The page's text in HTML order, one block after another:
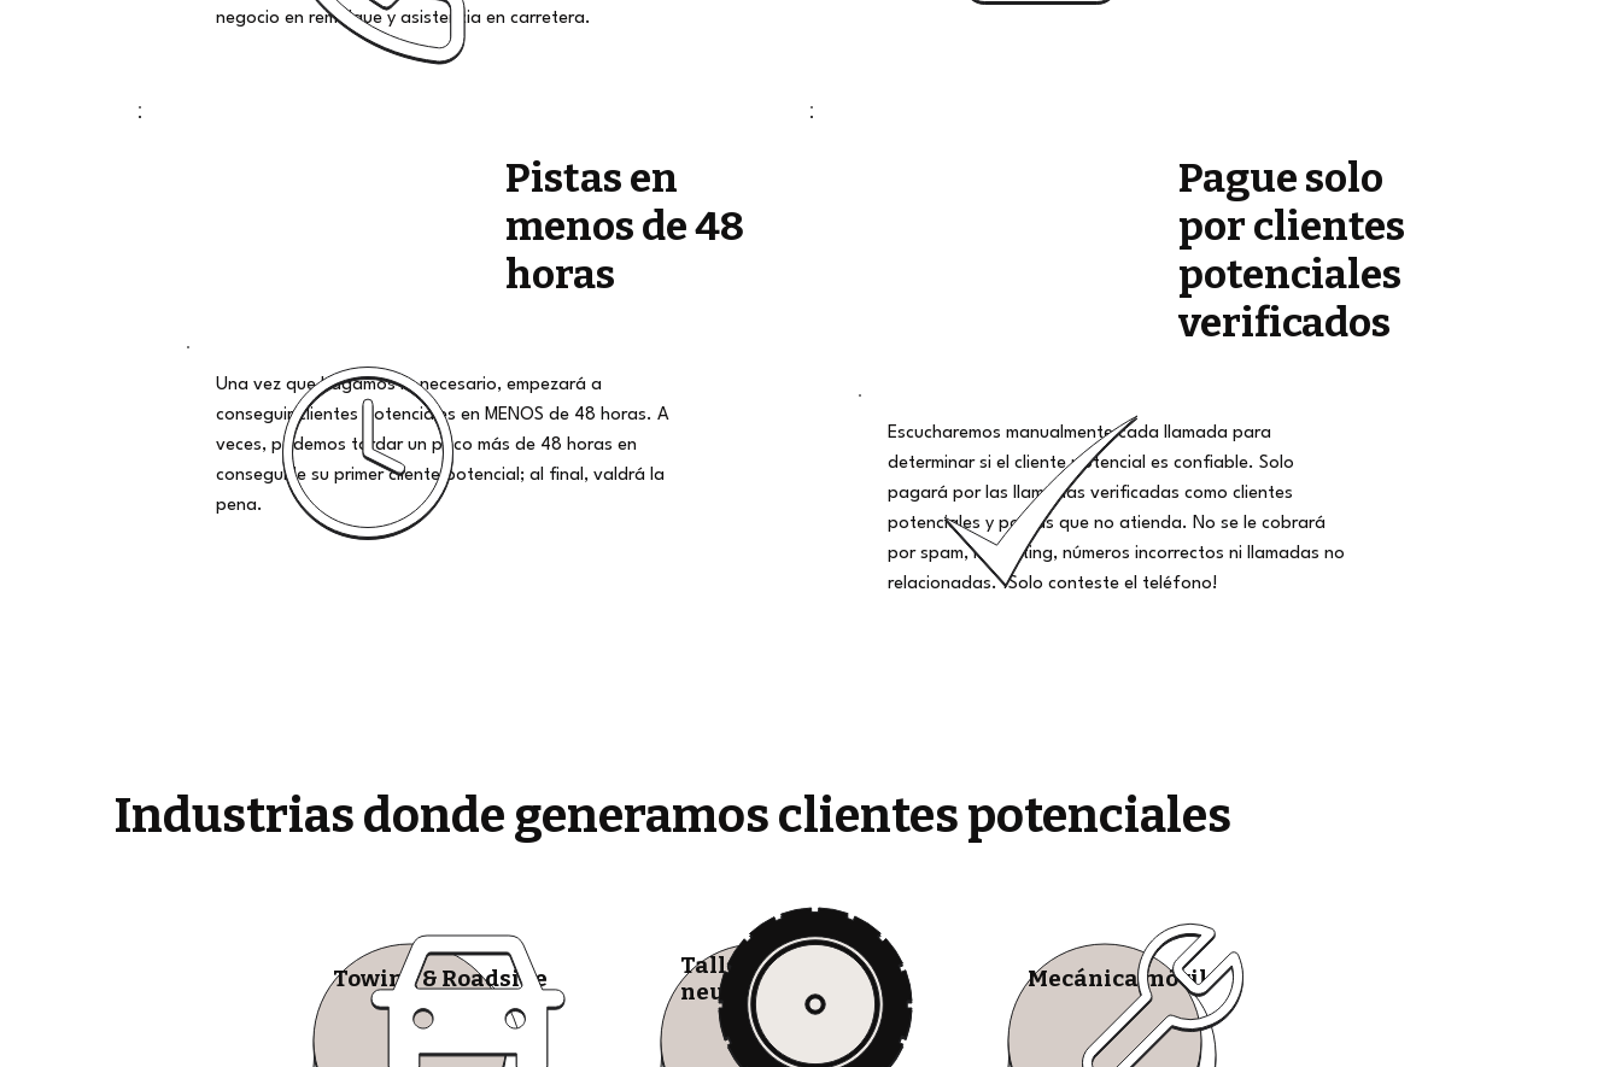
negocio en remolque y asistencia en carretera.
Pistas en
menos de 48
horas
Una vez que hagamos lo necesario, empezará a
conseguir clientes potenciales en MENOS de 48 horas. A
veces, podemos tardar un poco más de 48 horas en
conseguirle su primer cliente potencial; al final, valdrá la
pena.
Pague solo
por clientes
potenciales
verificados
Escucharemos manualmente cada llamada para
determinar si el cliente potencial es confiable. Solo
pagará por las llamadas verificadas como clientes
potenciales y por las que no atienda. No se le cobrará
por spam, marketing, números incorrectos ni llamadas no
relacionadas. ¡Solo conteste el teléfono!
Industrias donde generamos clientes potenciales
Towing & Roadside
Talleres de
neumáticos móviles
Mecánica móvil